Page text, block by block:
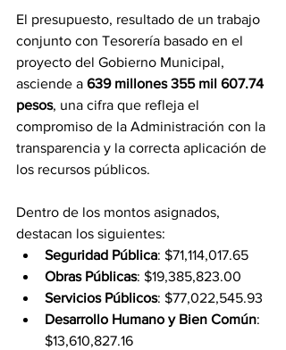
El presupuesto, resultado de un trabajo
conjunto con Tesorería basado en el
proyecto del Gobierno Municipal,
asciende a 639 millones 355 mil 607.74
pesos, una cifra que refleja el
compromiso de la Administración con la
transparencia y la correcta aplicación de
los recursos públicos.
Dentro de los montos asignados,
destacan los siguientes:
Seguridad Pública: $71,114,017.65
Obras Públicas: $19,385,823.00
Servicios Públicos: $77,022,545.93
Desarrollo Humano y Bien Común:
$13,610,827.16